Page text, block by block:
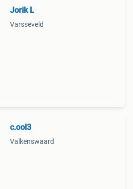
Jorik L
Varsseveld
c.ool3
Valkenswaard